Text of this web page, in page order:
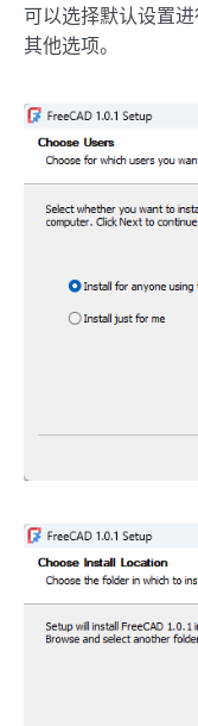
可以选择默认设置
其他选项。